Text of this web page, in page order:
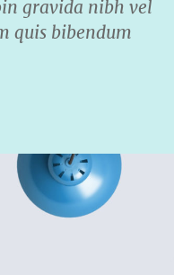
gravida nibh vel
quis bibendum